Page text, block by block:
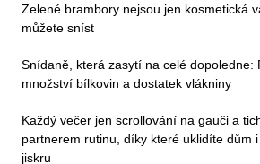
Zelené brambory nejsou jen kosmetická
můžete sníst
Snídaně, která zasytí na celé dopoledne:
množství bílkovin a dostatek vlákniny
Každý večer jen scrollování na gauči a
partnerem rutinu, díky které uklidíte dům
jiskru